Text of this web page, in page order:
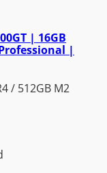
| 16GB
|
/ 512GB M2